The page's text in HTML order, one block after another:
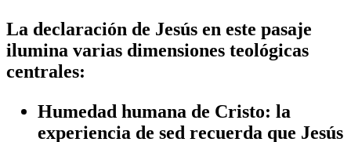
La declaración de Jesús en este pasaje
ilumina varias dimensiones teológicas
centrales:
Humedad humana de Cristo: la
experiencia de sed recuerda que Jesús